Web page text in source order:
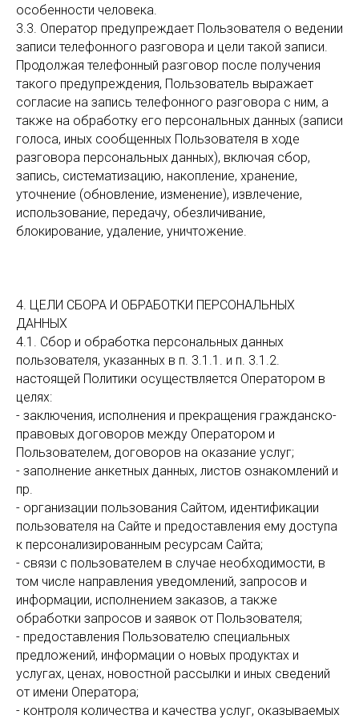
особенности человека.
3.3. Оператор предупреждает Пользователя о ведении
записи телефонного разговора и цели такой записи.
Продолжая телефонный разговор после получения
такого предупреждения, Пользователь выражает
согласие на запись телефонного разговора с ним, а
также на обработку его персональных данных (записи
голоса, иных сообщенных Пользователя в ходе
разговора персональных данных), включая сбор,
запись, систематизацию, накопление, хранение,
уточнение (обновление, изменение), извлечение,
использование, передачу, обезличивание,
блокирование, удаление, уничтожение.
4. ЦЕЛИ СБОРА И ОБРАБОТКИ ПЕРСОНАЛЬНЫХ
ДАННЫХ
4.1. Сбор и обработка персональных данных
пользователя, указанных в п. 3.1.1. и п. 3.1.2.
настоящей Политики осуществляется Оператором в
целях:
- заключения, исполнения и прекращения гражданско-
правовых договоров между Оператором и
Пользователем, договоров на оказание услуг;
- заполнение анкетных данных, листов ознакомлений и
пр.
- организации пользования Сайтом, идентификации
пользователя на Сайте и предоставления ему доступа
к персонализированным ресурсам Сайта;
- связи с пользователем в случае необходимости, в
том числе направления уведомлений, запросов и
информации, исполнением заказов, а также
обработки запросов и заявок от Пользователя;
- предоставления Пользователю специальных
предложений, информации о новых продуктах и
услугах, ценах, новостной рассылки и иных сведений
от имени Оператора;
- контроля количества и качества услуг, оказываемых